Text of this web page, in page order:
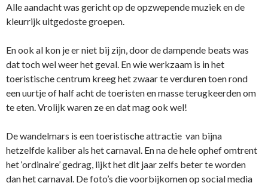
Alle aandacht was gericht op de opzwepende muziek en de
kleurrijk uitgedoste groepen.
En ook al kon je er niet bij zijn, door de dampende beats was
dat toch wel weer het geval. En wie werkzaam is in het
toeristische centrum kreeg het zwaar te verduren toen rond
een uurtje of half acht de toeristen en masse terugkeerden om
te eten. Vrolijk waren ze en dat mag ook wel!
De wandelmars is een toeristische attractie van bijna
hetzelfde kaliber als het carnaval. En na de hele ophef omtrent
het ‘ordinaire’ gedrag, lijkt het dit jaar zelfs beter te worden
dan het carnaval. De foto’s die voorbijkomen op social media